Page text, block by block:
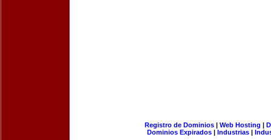
Registro de Dominios| Web Hosting |
Dominios Expirados | Industrias |